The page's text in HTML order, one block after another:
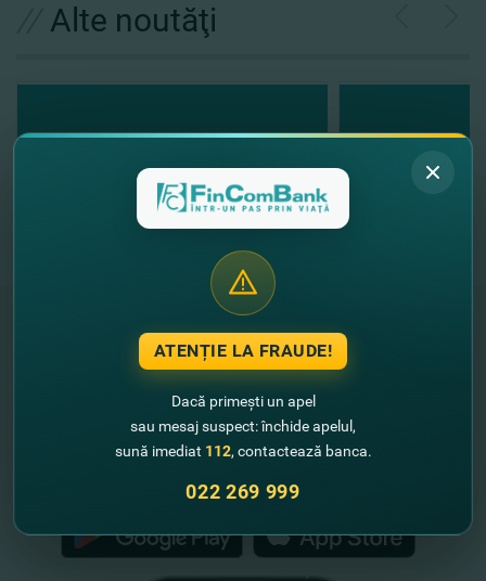
Alte noutăţi
"FinComBank" S.A. este membră a
Schemei de Garantare a Depozitelor
din Republica Moldova
ATENȚIE LA FRAUDE!
Dacă primești un apel
sau mesaj suspect: închide apelul,
sună imediat 112, contactează banca.
022 269 999